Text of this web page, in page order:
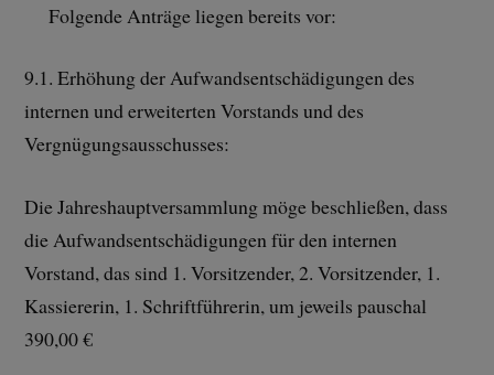
Folgende Anträge liegen bereits vor:
9.1. Erhöhung der Aufwandsentschädigungen des
internen und erweiterten Vorstands und des
Vergnügungsausschusses:
Die Jahreshauptversammlung möge beschließen, dass
die Aufwandsentschädigungen für den internen
Vorstand, das sind 1. Vorsitzender, 2. Vorsitzender, 1.
Kassiererin, 1. Schriftführerin, um jeweils pauschal
390,00 €